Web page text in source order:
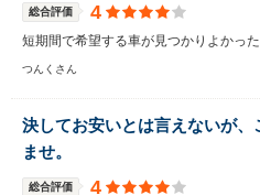
総合評価 4
短期間で希望する車が見つかりよかった
つんくさん
決してお安いとは言えないが、
ませ。
総合評価 4